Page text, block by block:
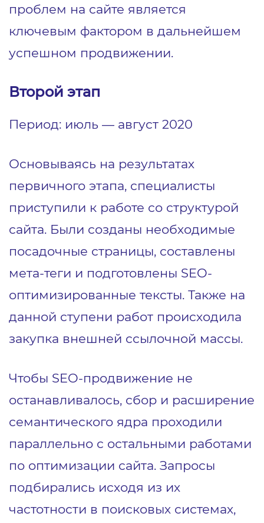
проблем на сайте является
ключевым фактором в дальнейшем
успешном продвижении.
Второй этап
Период: июль ― август 2020
Основываясь на результатах
первичного этапа, специалисты
приступили к работе со структурой
сайта. Были созданы необходимые
посадочные страницы, составлены
мета-теги и подготовлены SEO-
оптимизированные тексты. Также на
данной ступени работ происходила
закупка внешней ссылочной массы.
Чтобы SEO-продвижение не
останавливалось, сбор и расширение
семантического ядра проходили
параллельно с остальными работами
по оптимизации сайта. Запросы
подбирались исходя из их
частотности в поисковых системах,